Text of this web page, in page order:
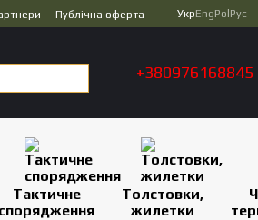
Публічна оферта
УкрEngPol Рус
+380976168845
Тактичне
спорядження
Толстовки,
жилетки